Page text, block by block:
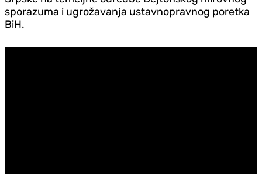
sporazuma i ugrožavanja ustavnopravnog poretka
BiH.